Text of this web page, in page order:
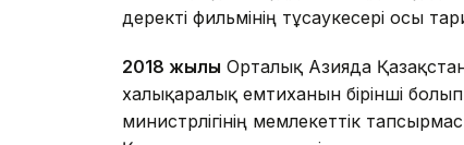
деректі фильмінің тұсаукесері осы
2018 жылы Орталық Азияда
халықаралық емтиханын бірінші
министрлігінің мемлекеттік